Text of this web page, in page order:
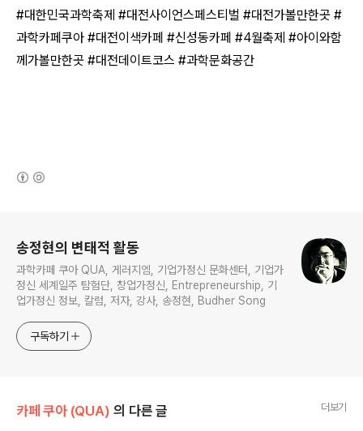
#대한민국과학축제 #대전사이언스페스티벌 #대전가볼만한곳 #
과학카페쿠아 #대전이색카페 #신성동카페 #4월축제 #아이와함
께가볼만한곳 #대전데이트코스 #과학문화공간
송정현의 변태적 활동
과학카페 쿠아 QUA, 게러지엠, 기업가정신 문화센터, 기업가
정신 세계일주 탐험단, 창업가정신, Entrepreneurship, 기
업가정신 정보, 칼럼, 저자, 강사, 송정현, Budher Song
구독하기
카페 쿠아 (QUA) 의 다른 글 더보기